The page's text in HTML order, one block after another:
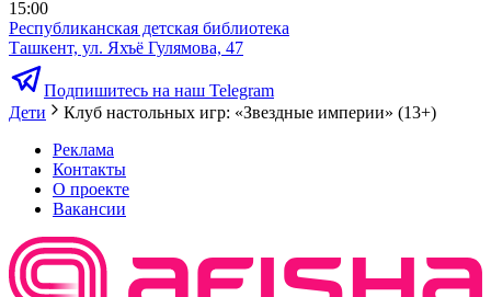
15:00
Республиканская детская библиотека
Ташкент, ул. Яхъё Гулямова, 47
Подпишитесь на наш Telegram
Дети
Клуб настольных игр: «Звездные империи» (13+)
Реклама
Контакты
О проекте
Вакансии